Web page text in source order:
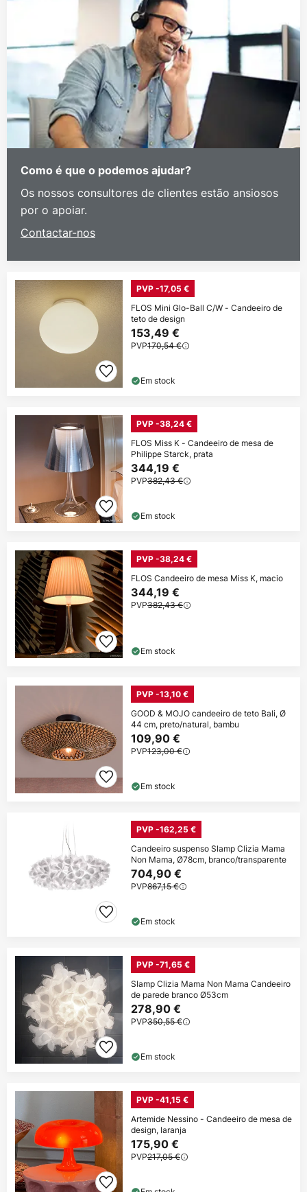
Como é que o podemos ajudar?
Os nossos consultores de clientes estão ansiosos
por o apoiar.
Contactar-nos
PVP -17,05 €
FLOS Mini Glo-Ball C/W - Candeeiro de
teto de design
153,49 €
PVP170,54 €
Em stock
PVP -38,24 €
FLOS Miss K - Candeeiro de mesa de
Philippe Starck, prata
344,19 €
PVP382,43 €
Em stock
PVP -38,24 €
FLOS Candeeiro de mesa Miss K, macio
344,19 €
PVP382,43 €
Em stock
PVP -13,10 €
GOOD & MOJO candeeiro de teto Bali, Ø
44 cm, preto/natural, bambu
109,90 €
PVP123,00 €
Em stock
PVP -162,25 €
Candeeiro suspenso Slamp Clizia Mama
Non Mama, Ø78cm, branco/transparente
704,90 €
PVP867,15 €
Em stock
PVP -71,65 €
Slamp Clizia Mama Non Mama Candeeiro
de parede branco Ø53cm
278,90 €
PVP350,55 €
Em stock
PVP -41,15 €
Artemide Nessino - Candeeiro de mesa de
design, laranja
175,90 €
PVP217,05 €